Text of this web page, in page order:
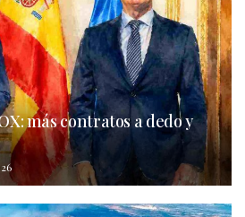
más contratos a dedo y